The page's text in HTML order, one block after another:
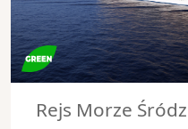
Rejs Morze